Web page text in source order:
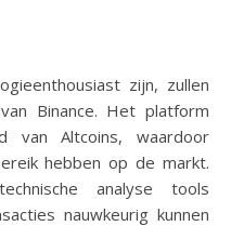
zijn, zullen
Binance. Het platform
van Altcoins, waardoor
hebben op de markt.
analyse tools
nauwkeurig kunnen